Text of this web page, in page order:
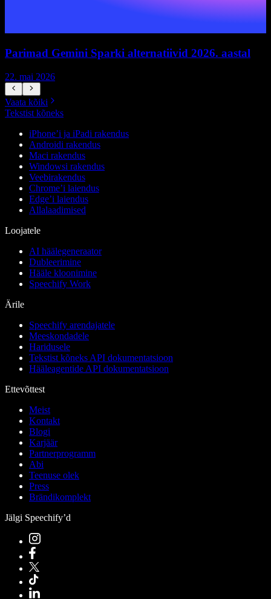
Parimad Gemini Sparki alternatiivid 2026. aastal
22. mai 2026
Vaata kõiki
Tekstist kõneks
iPhone’i ja iPadi rakendus
Androidi rakendus
Maci rakendus
Windowsi rakendus
Veebirakendus
Chrome’i laiendus
Edge’i laiendus
Allalaadimised
Loojatele
AI häälegeneraator
Dubleerimine
Hääle kloonimine
Speechify Work
Ärile
Speechify arendajatele
Meeskondadele
Haridusele
Tekstist kõneks API dokumentatsioon
Hääleagentide API dokumentatsioon
Ettevõttest
Meist
Kontakt
Blogi
Karjäär
Partnerprogramm
Abi
Teenuse olek
Press
Brändikomplekt
Jälgi Speechify’d